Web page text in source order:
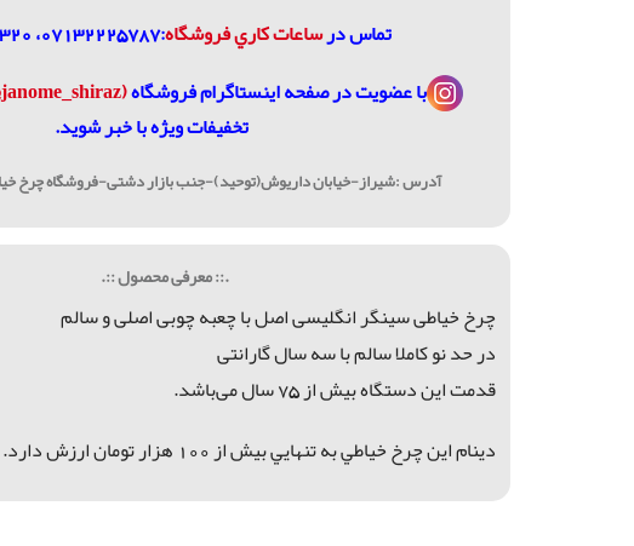
تماس درساعات كاري فروشگاه:07132225787، 09906744320
با عضویت درصفحه اینستاگرام فروشگاه(janome_shiraz@)
تخفیفات ویژه با خبر شوید.
آدرس :شیراز-خیابان داریوش(توحید)-جنب بازار دشتی-فروشگاه چرخ
.:: معرفی محصول ::.
چرخ خیاطی سینگر انگلیسی اصل با چعبه چوبی اصلی و سالم
در حد نو کاملا سالم با سه سال گارانتی
قدمت این دستگاه بیش از 75 سال می‌باشد.
دينام اين چرخ خياطي به تنهايي بيش از 100 هزار تومان ارزش دارد.